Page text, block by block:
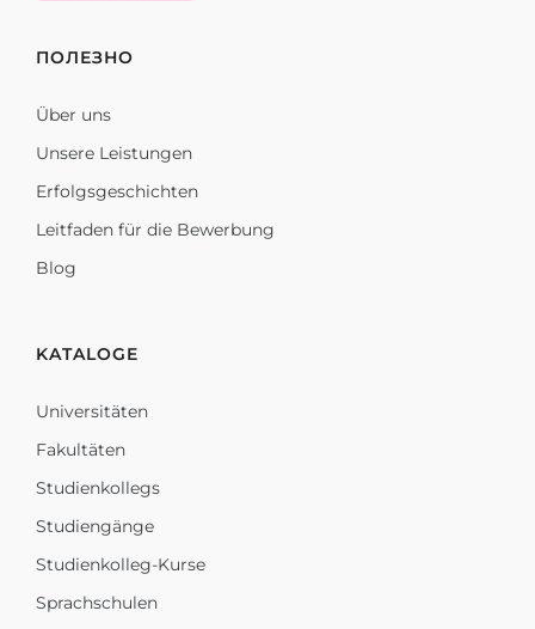
ПОЛЕЗНО
Über uns
Unsere Leistungen
Erfolgsgeschichten
Leitfaden für die Bewerbung
Blog
KATALOGE
Universitäten
Fakultäten
Studienkollegs
Studiengänge
Studienkolleg-Kurse
Sprachschulen